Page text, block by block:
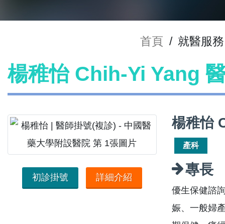
首頁 / 就醫服務
楊稚怡 Chih-Yi Yang
初診掛號 詳細介紹
楊稚怡
產科
專長
優生保健諮
娠、一般婦